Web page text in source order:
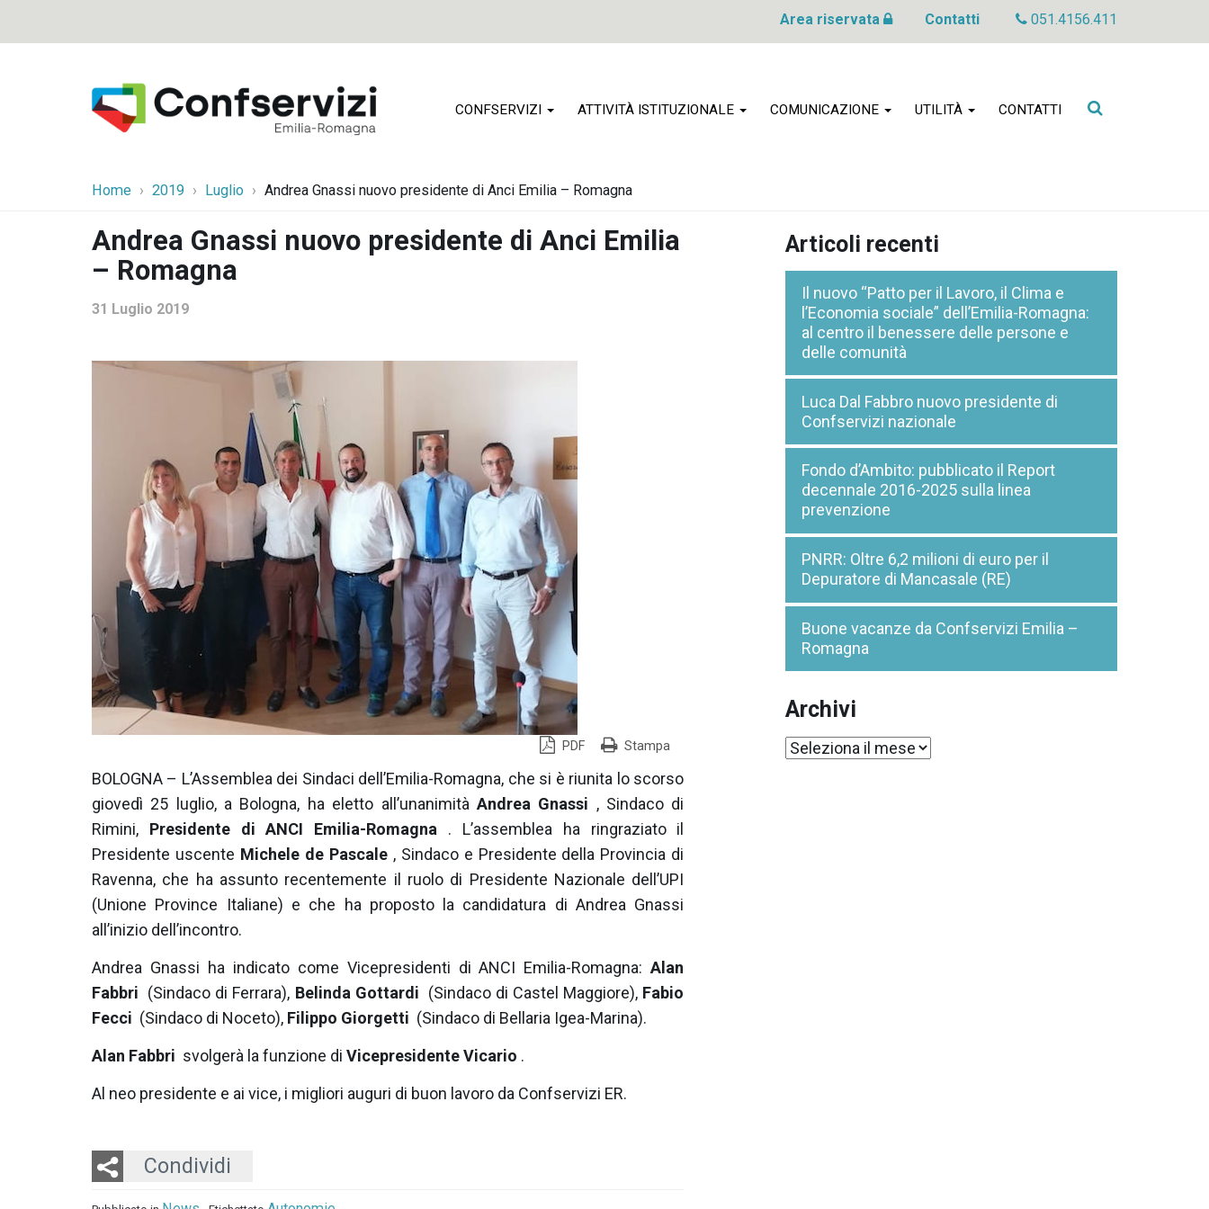
Area riservata Contatti 051.4156.411
CONFSERVIZI ATTIVITÀ ISTITUZIONALE COMUNICAZIONE UTILITÀ CONTATTI
Cerca
Home 2019 Luglio Andrea Gnassi nuovo presidente di Anci Emilia – Romagna
Andrea Gnassi nuovo presidente di Anci Emilia
– Romagna
31 Luglio 2019
PDF Stampa
BOLOGNA – L’Assemblea dei Sindaci dell’Emilia-Romagna, che si è riunita lo scorso
giovedì 25 luglio, a Bologna, ha eletto all’unanimità Andrea Gnassi , Sindaco di
Rimini, Presidente di ANCI Emilia-Romagna . L’assemblea ha ringraziato il
Presidente uscente Michele de Pascale, Sindaco e Presidente della Provincia di
Ravenna, che ha assunto recentemente il ruolo di Presidente Nazionale dell’UPI
(Unione Province Italiane) e che ha proposto la candidatura di Andrea Gnassi
all’inizio dell’incontro.
Andrea Gnassi ha indicato come Vicepresidenti di ANCI Emilia-Romagna:Alan
Fabbri (Sindaco di Ferrara), Belinda Gottardi (Sindaco di Castel Maggiore), Fabio
Fecci (Sindaco di Noceto), Filippo Giorgetti (Sindaco di Bellaria Igea-Marina).
Alan Fabbri svolgerà la funzione di Vicepresidente Vicario .
Al neo presidente e ai vice, i migliori auguri di buon lavoro da Confservizi ER.
Condividi
Twitter
LinkedIn
Email
Articoli recenti
Il nuovo “Patto per il Lavoro, il Clima e
l’Economia sociale” dell’Emilia-Romagna:
al centro il benessere delle persone e
delle comunità
Luca Dal Fabbro nuovo presidente di
Confservizi nazionale
Fondo d’Ambito: pubblicato il Report
decennale 2016-2025 sulla linea
prevenzione
PNRR: Oltre 6,2 milioni di euro per il
Depuratore di Mancasale (RE)
Buone vacanze da Confservizi Emilia –
Romagna
Archivi
Archivi